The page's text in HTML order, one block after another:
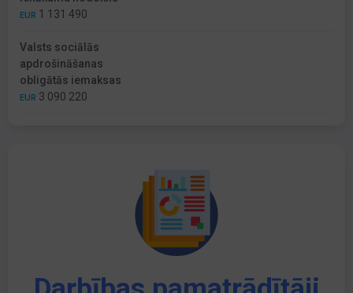
EUR 1 131 490
Valsts sociālās
apdrošināšanas
obligātās iemaksas
EUR 3 090 220